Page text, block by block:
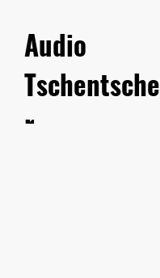
Audio
Tschentsche
r